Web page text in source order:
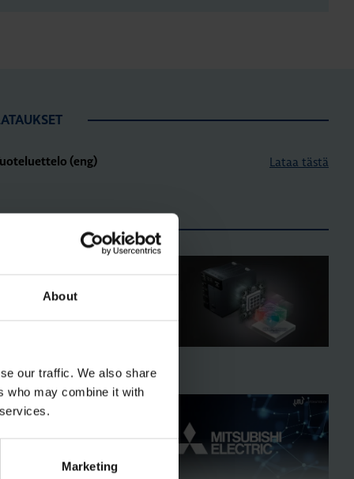
About
our traffic. We also share
who may combine it with
Marketing
(eng) Lataa tästä
Mitsubishi Electric
MX-ohjaimet –
21.11.2025
ohjelmoitavien